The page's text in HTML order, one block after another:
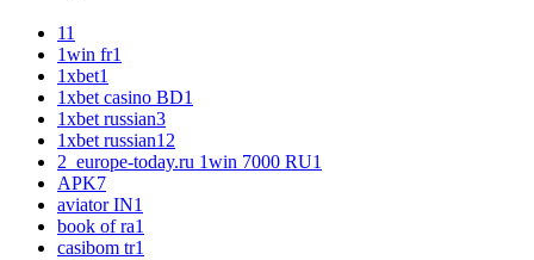
11
1win fr1
1xbet1
1xbet casino BD1
1xbet russian3
1xbet russian1 2
2_europe-today.ru 1win 7000 RU1
APK7
aviator IN1
book of ra1
casibom tr1